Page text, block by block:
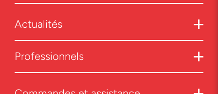
Actualités
Professionnels